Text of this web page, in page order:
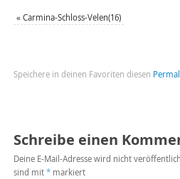
« Carmina-Schloss-Velen(16)
Speichere in deinen Favoriten diesen
Schreibe einen
Deine E-Mail-Adresse wird nicht
sind mit *markiert